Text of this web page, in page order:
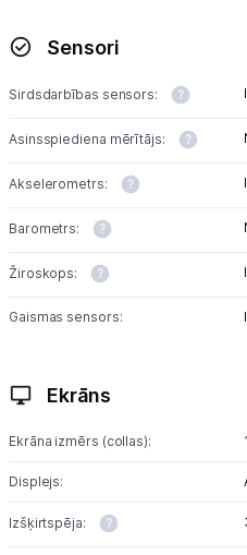
Informācija
Sensori
Sirdsdarbības sensors:
Asinsspiediena mērītājs:
Akselerometrs:
Barometrs:
Žiroskops:
Gaismas sensors:
Ekrāns
Ekrāna izmērs (collas):
Displejs:
Izšķirtspēja: